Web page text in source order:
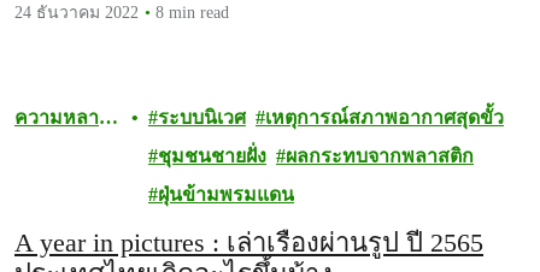
24 ธันวาคม 2022
8 min read
ความหลาก
ระบบนิเวศ
เหตุการณ์สภาพอากาศสุดขั้ว
ชุมชนชายฝั่ง
ผลกระทบจากพลาสติก
ฝุ่นข้ามพรมแดน
A year in pictures : เล่าเรื่องผ่านรูป ปี 2565